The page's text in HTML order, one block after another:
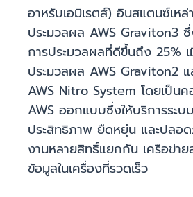
อาหรับเอมิเรตส์) อินสแตนซ์เห
ประมวลผล AWS Graviton3
การประมวลผลที่ดีขึ้นถึง 25%
ประมวลผล AWS Graviton2
AWS Nitro System โดยเป็น
AWS ออกแบบซึ่งให้บริการระ
ประสิทธิภาพ ยืดหยุ่น และปลอ
งานหลายสิทธิ์แยกกัน เครือข่า
ข้อมูลในเครื่องที่รวดเร็ว